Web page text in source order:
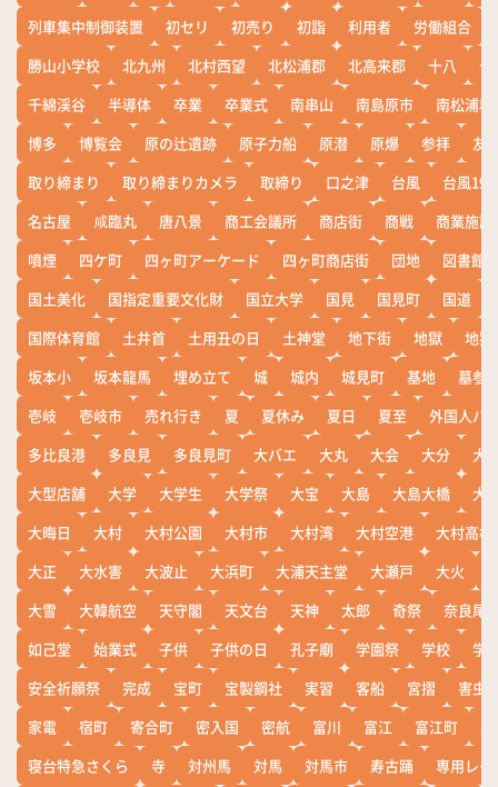
列車集中制御装置
初セリ 初売り 初詣 利用者 労働組合
勝山小学校
北九州 北村西望 北松浦郡 北高来郡 十八
十
千綿渓谷
半導体 卒業 卒業式 南串山 南島原市
南松浦郡
博多
博覧会 原の辻遺跡 原子力船 原潜 原爆 参拝
友
取り締まり
取り締まりカメラ 取締り 口之津 台風
台風19
名古屋
咸臨丸 唐八景 商工会議所 商店街 商戦
商業施設
噴煙
四ケ町 四ヶ町アーケード 四ヶ町商店街 団地
図書館
国土美化
国指定重要文化財 国立大学 国見 国見町 国道
国際体育館
土井首 土用丑の日 土神堂 地下街 地獄
地獄
坂本小
坂本龍馬 埋め立て 城 城内 城見町 基地
墓参
壱岐
壱岐市 売れ行き 夏 夏休み 夏日 夏至
外国人バ
多比良港
多良見 多良見町 大バエ 大丸 大会 大分
大
大型店舗
大学 大学生 大学祭 大宝 大島 大島大橋
大
大晦日
大村 大村公園 大村市 大村湾 大村空港
大村高校
大正
大水害 大波止 大浜町 大浦天主堂 大瀬戸 大火
大雪
大韓航空 天守閣 天文台 天神 太郎 奇祭
奈良尾
如己堂
始業式 子供 子供の日 孔子廟 学園祭 学校
学
安全祈願祭
完成 宝町 宝製鋼社 実習 客船 宮摺
害虫
家電
宿町 寄合町 密入国 密航 富川 富江 富江町
寝台特急さくら
寺 対州馬 対馬 対馬市 寿古踊 専用レー